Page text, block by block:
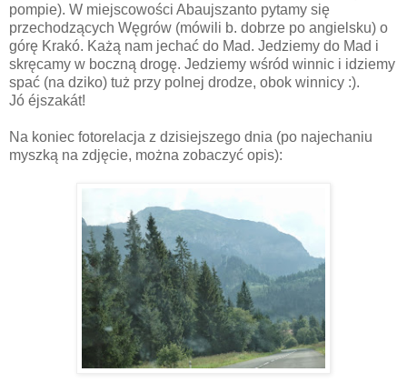
pompie). W miejscowości Abaujszanto pytamy się
przechodzących Węgrów (mówili b. dobrze po angielsku) o
górę Krakó. Każą nam jechać do Mad. Jedziemy do Mad i
skręcamy w boczną drogę. Jedziemy wśród winnic i idziemy
spać (na dziko) tuż przy polnej drodze, obok winnicy :).
Jó éjszakát!
Na koniec fotorelacja z dzisiejszego dnia (po najechaniu
myszką na zdjęcie, można zobaczyć opis):